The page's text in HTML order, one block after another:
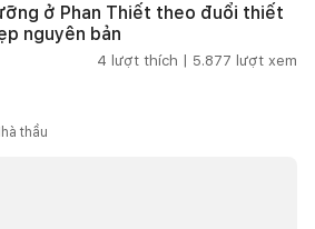
ở Phan Thiết theo đuổi thiết
nguyên bản
4 lượt thích | 5.877 lượt xem
thầu